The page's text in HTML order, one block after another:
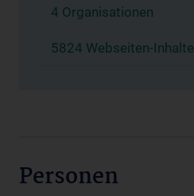
4 Organisationen
5824 Webseiten-Inhalte
Personen